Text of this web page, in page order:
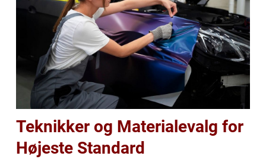
Teknikker og Materialevalg for
Højeste Standard